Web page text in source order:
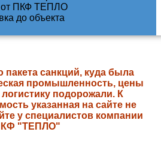
пакета санкций, куда была
промышленность, цены
подорожали. К
указанная на сайте не
у специалистов компании
"ТЕПЛО"